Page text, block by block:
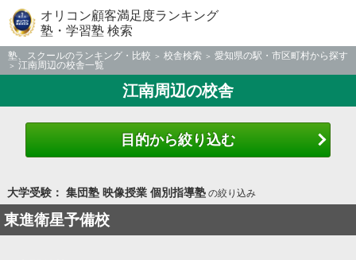
オリコン顧客満足度ランキング
塾・学習塾 検索
塾、スクールのランキング・比較 校舎検索
愛知県の駅・市区町村から探す
江南周辺の校舎一覧
江南周辺の校舎
目的から絞り込む
大学受験： 集団塾 映像授業 個別指導塾の絞り込み
東進衛星予備校